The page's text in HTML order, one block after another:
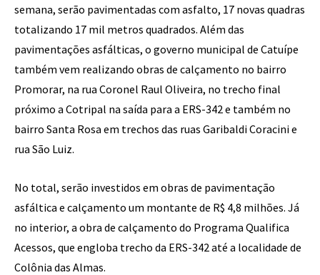
semana, serão pavimentadas com asfalto, 17 novas quadras
totalizando 17 mil metros quadrados. Além das
pavimentações asfálticas, o governo municipal de Catuípe
também vem realizando obras de calçamento no bairro
Promorar, na rua Coronel Raul Oliveira, no trecho final
próximo a Cotripal na saída para a ERS-342 e também no
bairro Santa Rosa em trechos das ruas Garibaldi Coracini e
rua São Luiz.
No total, serão investidos em obras de pavimentação
asfáltica e calçamento um montante de R$ 4,8 milhões. Já
no interior, a obra de calçamento do Programa Qualifica
Acessos, que engloba trecho da ERS-342 até a localidade de
Colônia das Almas.